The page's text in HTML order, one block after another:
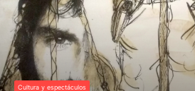
Cultura y espectáculos